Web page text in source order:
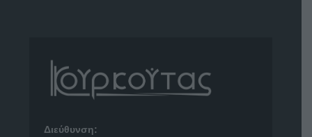
Διεύθυνση: